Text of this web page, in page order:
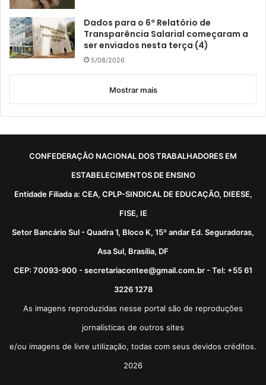
Dados para o 6º Relatório de
Transparência Salarial começaram a
ser enviados nesta terça (4)
5/08/2026
Mostrar mais
CONFEDERAÇÃO NACIONAL DOS TRABALHADORES EM
ESTABELECIMENTOS DE ENSINO
Entidade Filiada a: CEA, CPLP-SINDICAL DE EDUCAÇÃO, DIEESE,
FISE, IE
Setor Bancário Sul - Quadra 1, Bloco K, 15º andar Ed. Seguradoras,
Asa Sul, Brasília, DF
CEP: 70093-900 - secretariacontee@gmail.com.br - Tel: +55 61
3226 1278
As imagens reproduzidas nesse portal são de reproduções
jornalísticas de outros sites
e/ou imagens de livre utilização, todas com seus devidos créditos.
2026